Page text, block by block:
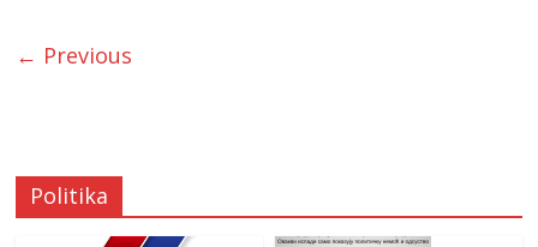
← Previous
Politika